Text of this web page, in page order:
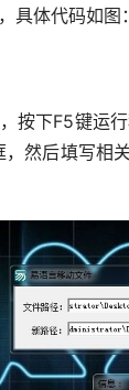
具体代码如图：
按下F5键运
然后填写相